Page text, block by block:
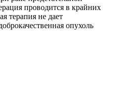
проводится в крайних
терапия не дает
опухоль